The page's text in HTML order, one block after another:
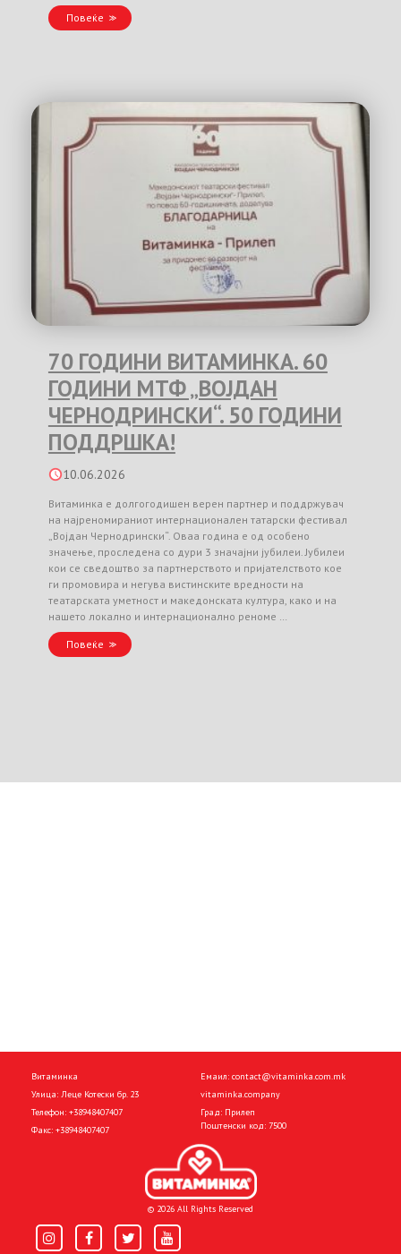
Повеќе
70 ГОДИНИ ВИТАМИНКА. 60
ГОДИНИ МТФ „ВОЈДАН
ЧЕРНОДРИНСКИ“. 50 ГОДИНИ
ПОДДРШКА!
10.06.2026
Витаминка е долгогодишен верен партнер и поддржувач
на најреномираниот интернационален татарски фестивал
„Војдан Чернодрински“. Оваа година е од особено
значење, проследена со дури 3 значајни јубилеи. Јубилеи
кои се сведоштво за партнерството и пријателството кое
ги промовира и негува вистинските вредности на
театарската уметност и македонската култура, како и на
нашето локално и интернационално реноме …
Повеќе
Витаминка
Улица: Леце Котески бр. 23
Телефон: +38948407407
Факс: +38948407407
Емаил: contact@vitaminka.com.mk
vitaminka.company
Град: Прилеп
Поштенски код: 7500
© 2026 All Rights Reserved